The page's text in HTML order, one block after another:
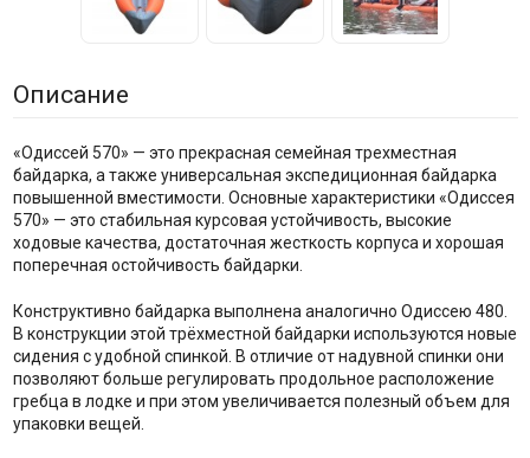
Описание
«Одиссей 570» — это прекрасная семейная трехместная
байдарка, а также универсальная экспедиционная байдарка
повышенной вместимости. Основные характеристики «Одиссея
570» — это стабильная курсовая устойчивость, высокие
ходовые качества, достаточная жесткость корпуса и хорошая
поперечная остойчивость байдарки.
Конструктивно байдарка выполнена аналогично Одиссею 480.
В конструкции этой трёхместной байдарки используются новые
сидения с удобной спинкой. В отличие от надувной спинки они
позволяют больше регулировать продольное расположение
гребца в лодке и при этом увеличивается полезный объем для
упаковки вещей.